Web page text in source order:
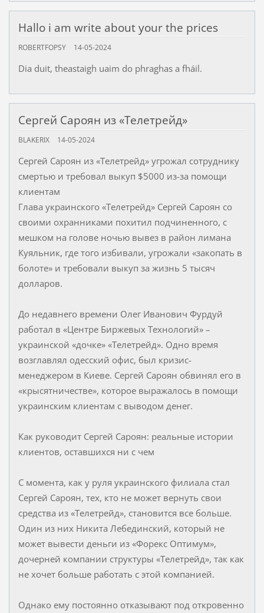
Hallo i am write about your the prices
ROBERTFOPSY 14-05-2024
Dia duit, theastaigh uaim do phraghas a fháil.
Сергей Сароян из «Телетрейд»
BLAKERIX 14-05-2024
Сергей Сароян из «Телетрейд» угрожал сотруднику
смертью и требовал выкуп $5000 из-за помощи
клиентам
Глава украинского «Телетрейд» Сергей Сароян со
своими охранниками похитил подчиненного, с
мешком на голове ночью вывез в район лимана
Куяльник, где того избивали, угрожали «закопать в
болоте» и требовали выкуп за жизнь 5 тысяч
долларов.
До недавнего времени Олег Иванович Фурдуй
работал в «Центре Биржевых Технологий» –
украинской «дочке» «Телетрейд». Одно время
возглавлял одесский офис, был кризис-
менеджером в Киеве. Сергей Сароян обвинял его в
«крысятничестве», которое выражалось в помощи
украинским клиентам с выводом денег.
Как руководит Сергей Сароян: реальные истории
клиентов, оставшихся ни с чем
С момента, как у руля украинского филиала стал
Сергей Сароян, тех, кто не может вернуть свои
средства из «Телетрейд», становится все больше.
Один из них Никита Лебединский, который не
может вывести деньги из «Форекс Оптимум»,
дочерней компании структуры «Телетрейд», так как
не хочет больше работать с этой компанией.
Однако ему постоянно отказывают под откровенно